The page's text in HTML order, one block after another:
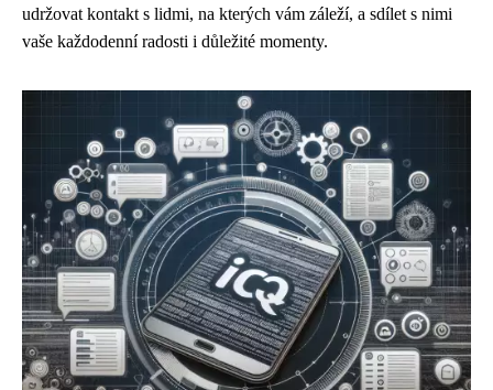
udržovat kontakt s lidmi, na kterých vám záleží, a sdílet s nimi
vaše každodenní radosti i důležité momenty.